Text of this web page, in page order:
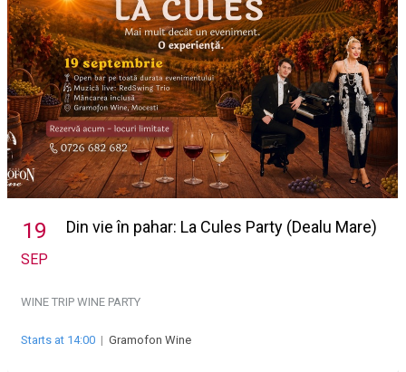
19
SEP
Din vie în pahar: La Cules Party (Dealu Mare)
WINE TRIP WINE PARTY
Starts at 14:00 | Gramofon Wine